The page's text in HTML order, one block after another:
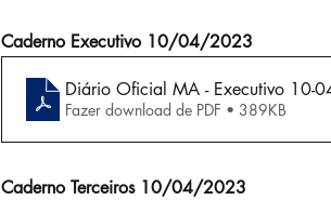
Caderno Executivo 10/04/2023
Diário Oficial MA - Executivo 10-
Fazer download de PDF • 389KB
Caderno Terceiros 10/04/2023